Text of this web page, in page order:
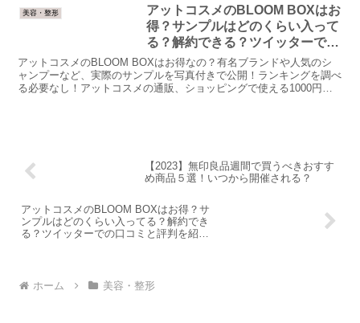
美容・整形
アットコスメのBLOOM BOXはお
得？サンプルはどのくらい入って
る？解約できる？ツイッターでの
口コミと評判を紹介！
アットコスメのBLOOM BOXはお得なの？有名ブランドや人気のシ
ャンプーなど、実際のサンプルを写真付きで公開！ランキングを調べ
る必要なし！アットコスメの通販、ショッピングで使える1000円分
【2023】無印良品週間で買うべきおすす
め商品５選！いつから開催される？
アットコスメのBLOOM BOXはお得？サ
ンプルはどのくらい入ってる？解約でき
る？ツイッターでの口コミと評判を紹
ホーム 美容・整形